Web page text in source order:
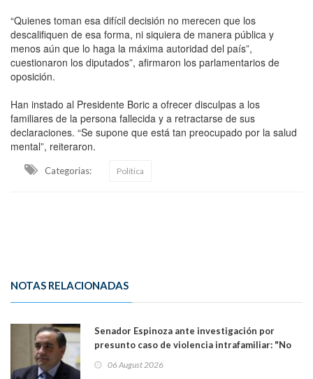
“Quienes toman esa difícil decisión no merecen que los
descalifiquen de esa forma, ni siquiera de manera pública y
menos aún que lo haga la máxima autoridad del país”,
cuestionaron los diputados”, afirmaron los parlamentarios de
oposición.
Han instado al Presidente Boric a ofrecer disculpas a los
familiares de la persona fallecida y a retractarse de sus
declaraciones. “Se supone que está tan preocupado por la salud
mental”, reiteraron.
Categorias: Política
NOTAS RELACIONADAS
Senador Espinoza ante investigación por
presunto caso de violencia intrafamiliar: "No
antecedentes a Tribunal Supremo
06 August 2026